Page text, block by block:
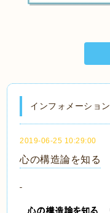
インフォメーション
2019-06-25 10:29:00
心の構造論を知る